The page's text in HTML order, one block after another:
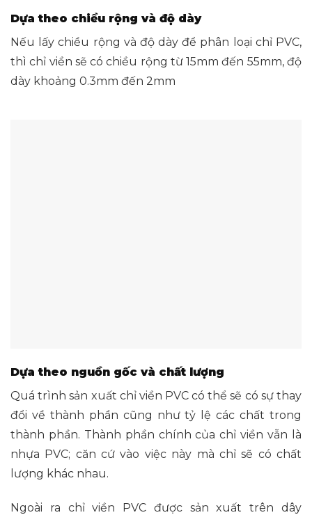
Dựa theo chiều rộng và độ dày
Nếu lấy chiều rộng và độ dày để phân loại chỉ PVC,
thì chỉ viền sẽ có chiều rộng từ 15mm đến 55mm, độ
dày khoảng 0.3mm đến 2mm
Dựa theo nguồn gốc và chất lượng
Quá trình sản xuất chỉ viền PVC có thể sẽ có sự thay
đổi về thành phần cũng như tỷ lệ các chất trong
thành phần. Thành phần chính của chỉ viền vẫn là
nhựa PVC; căn cứ vào việc này mà chỉ sẽ có chất
lượng khác nhau.
Ngoài ra chỉ viền PVC được sản xuất trên dây